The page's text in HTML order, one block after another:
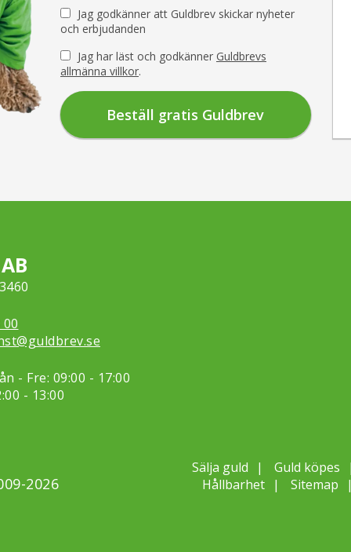
Jag godkänner att Guldbrev skickar nyheter
och erbjudanden
Jag har läst och godkänner Guldbrevs
allmänna villkor.
- Fre: 09:00 - 17:00
- 13:00
2026
Sälja guld Guld köpes
Hållbarhet
Sitemap